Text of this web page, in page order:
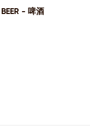
- 啤酒